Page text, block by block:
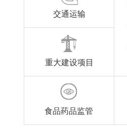
交通运输
重大建设项目
食品药品监管